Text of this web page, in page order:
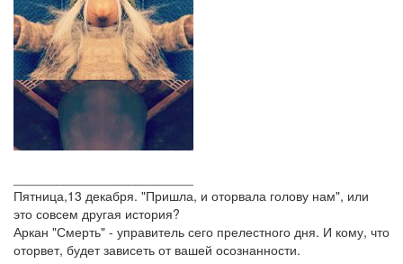
Пятница,13 декабря. "Пришла, и оторвала голову нам", или
это совсем другая история?
Аркан "Смерть" - управитель сего прелестного дня. И кому, что
оторвет, будет зависеть от вашей осознанности.